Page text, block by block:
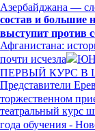
Азербайджана —
состав и большие
выступит против
Афганистана:
почти исчезла
ПЕРВЫЙ КУРС В
Представители
торжественном
театральный курс
года обучения -